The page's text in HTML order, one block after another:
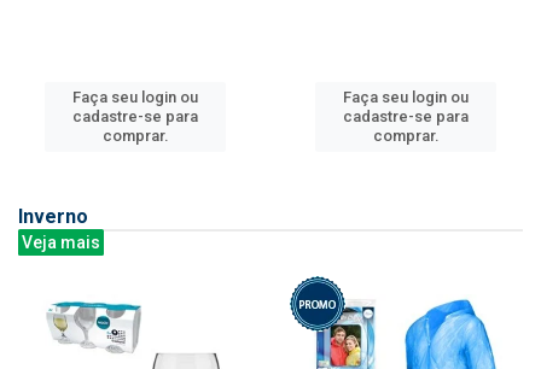
Faça seu login ou
cadastre-se para
comprar.
Faça seu login ou
cadastre-se para
comprar.
Inverno
Veja mais